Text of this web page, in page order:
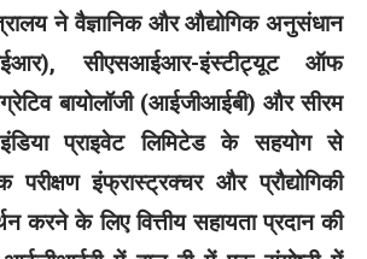
ने वैज्ञानिक और औद्योगिक अनुसंधान
सीएसआईआर-इंस्टीट्यूट ऑफ
बायोलॉजी (आईजीआईबी) और सीरम
प्राइवेट लिमिटेड के सहयोग से
इंफ्रास्ट्रक्चर और प्रौद्योगिकी
करने के लिए वित्तीय सहायता प्रदान की